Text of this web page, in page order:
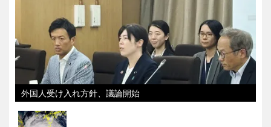
外国人受け入れ方針、議論開始